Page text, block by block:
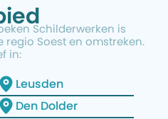
Schilderwerken is
Soest en omstreken.
in:
Leusden
Den Dolder